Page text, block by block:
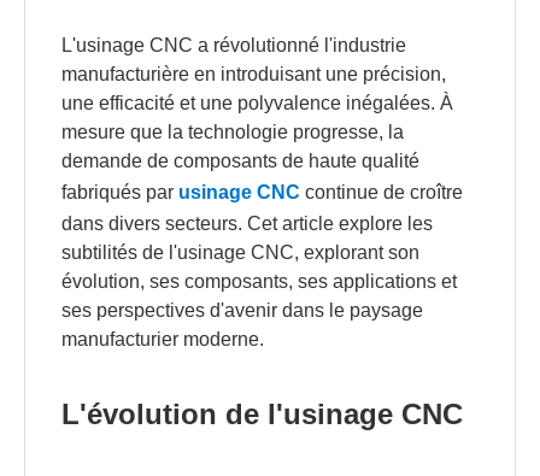
L'usinage CNC a révolutionné l'industrie
manufacturière en introduisant une précision,
une efficacité et une polyvalence inégalées. À
mesure que la technologie progresse, la
demande de composants de haute qualité
fabriqués par usinage CNC continue de croître
dans divers secteurs. Cet article explore les
subtilités de l'usinage CNC, explorant son
évolution, ses composants, ses applications et
ses perspectives d'avenir dans le paysage
manufacturier moderne.
L'évolution de l'usinage CNC